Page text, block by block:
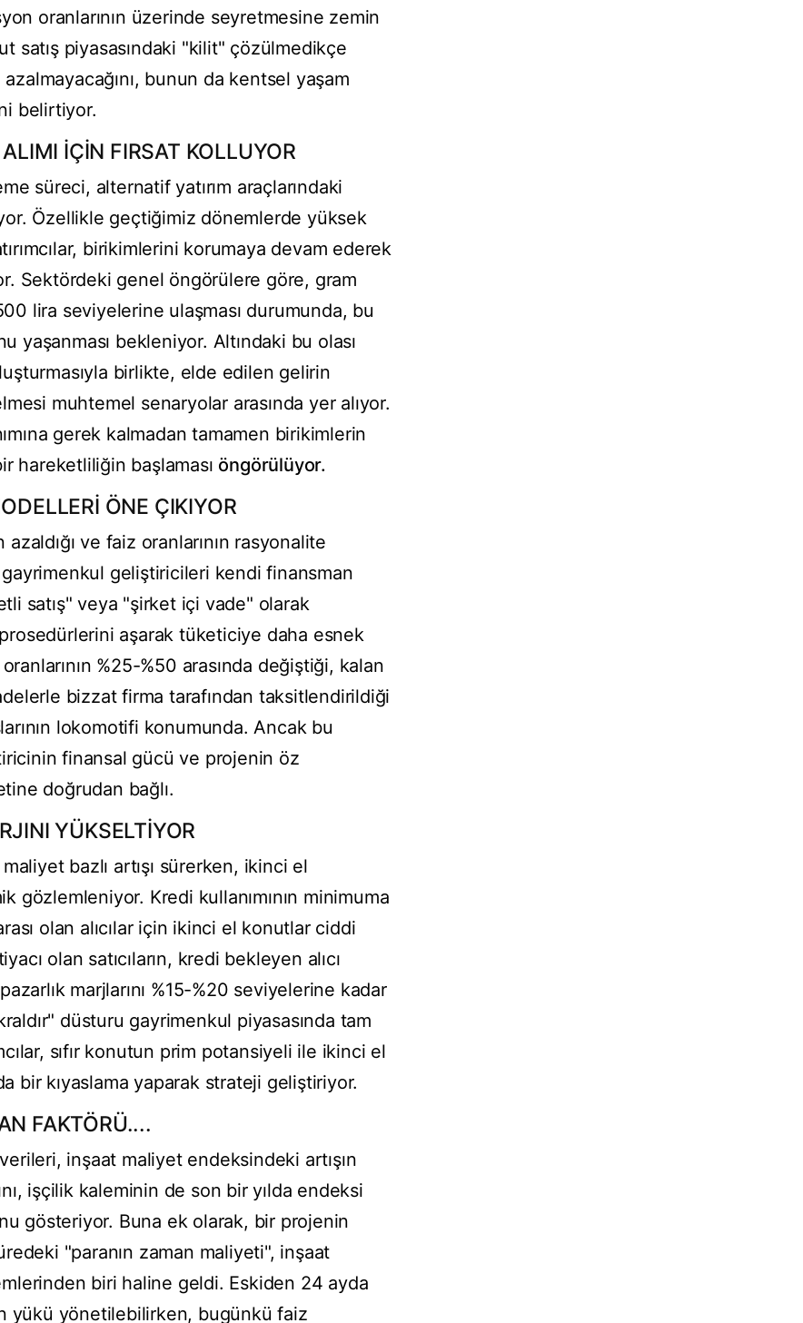
oranlarının üzerinde seyretmesine zemin
satış piyasasındaki "kilit" çözülmedikçe
bunun da kentsel yaşam
belirtiyor.
İÇİN FIRSAT KOLLUYOR
süreci, alternatif yatırım araçlarındaki
Özellikle geçtiğimiz dönemlerde yüksek
birikimlerini korumaya devam ederek
Sektördeki genel öngörülere göre, gram
lira seviyelerine ulaşması durumunda, bu
yaşanması bekleniyor. Altındaki bu olası
birlikte, elde edilen gelirin
muhtemel senaryolar arasında yer alıyor.
gerek kalmadan tamamen birikimlerin
hareketliliğin başlaması öngörülüyor.
ÖNE ÇIKIYOR
ve faiz oranlarının rasyonalite
gayrimenkul geliştiricileri kendi finansman
satış" veya "şirket içi vade" olarak
aşarak tüketiciye daha esnek
%25-%50 arasında değiştiği, kalan
bizzat firma tarafından taksitlendirildiği
lokomotifi konumunda. Ancak bu
finansal gücü ve projenin öz
doğrudan bağlı.
YÜKSELTİYOR
bazlı artışı sürerken, ikinci el
gözlemleniyor. Kredi kullanımının minimuma
olan alıcılar için ikinci el konutlar ciddi
olan satıcıların, kredi bekleyen alıcı
marjlarını %15-%20 seviyelerine kadar
düsturu gayrimenkul piyasasında tam
sıfır konutun prim potansiyeli ile ikinci el
bir kıyaslama yaparak strateji geliştiriyor.
FAKTÖRÜ....
inşaat maliyet endeksindeki artışın
işçilik kaleminin de son bir yılda endeksi
gösteriyor. Buna ek olarak, bir projenin
"paranın zaman maliyeti", inşaat
biri haline geldi. Eskiden 24 ayda
yükü yönetilebilirken, bugünkü faiz